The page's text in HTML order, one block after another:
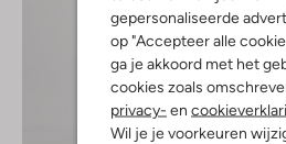
gepersonaliseerde
op "Accepteer alle
ga je akkoord met het
cookies zoals
privacy- en
Wil je je voorkeuren